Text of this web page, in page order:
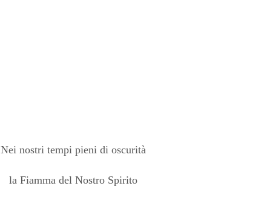
Nei nostri tempi pieni di oscurità
la Fiamma del Nostro Spirito